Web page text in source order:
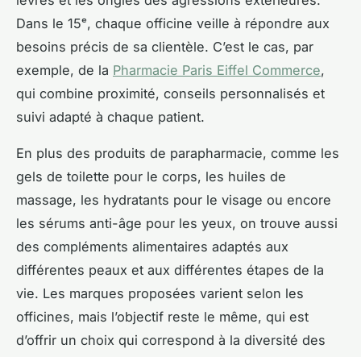
Dans le 15ᵉ, chaque officine veille à répondre aux
besoins précis de sa clientèle. C’est le cas, par
exemple, de la Pharmacie Paris Eiffel Commerce,
qui combine proximité, conseils personnalisés et
suivi adapté à chaque patient.
En plus des produits de parapharmacie, comme les
gels de toilette pour le corps, les huiles de
massage, les hydratants pour le visage ou encore
les sérums anti-âge pour les yeux, on trouve aussi
des compléments alimentaires adaptés aux
différentes peaux et aux différentes étapes de la
vie. Les marques proposées varient selon les
officines, mais l’objectif reste le même, qui est
d’offrir un choix qui correspond à la diversité des